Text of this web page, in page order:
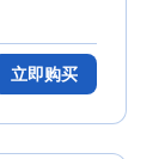
立即购买